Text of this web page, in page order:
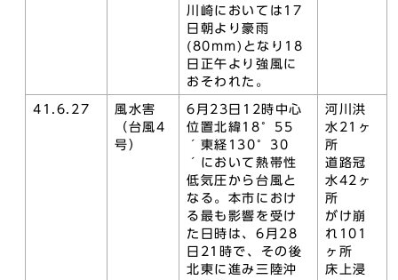
川崎においては17
日朝より豪雨
(80mm)となり18
日正午より強風に
おそわれた。
41.6.27
風水害
（台風4
号）
6月23日12時中心
位置北緯18゜55
´東経130゜30
´において熱帯性
低気圧から台風と
なる。本市におけ
る最も影響を受け
た日時は、6月28
日21時で、その後
北東に進み三陸沖
河川洪
水21ヶ
所
道路冠
水42ヶ
所
がけ崩
れ101
ヶ所
床上浸